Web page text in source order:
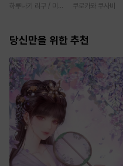
약혼은 취소되었습
하루나기 리구 / 미즈메
게 간섭하지 않겠
바라봅니다 [단행
쿠로카와 쿠사비
당신만을 위한 추천